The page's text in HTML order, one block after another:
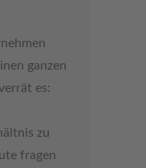
ganzen
es:
zu
fragen